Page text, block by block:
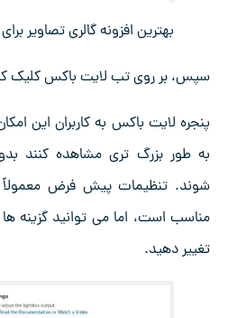
بهترین افزونه گالری تصاویر
سپس، بر روی تب لایت باکس کلیک
پنجره لایت باکس به کاربران این
به‌ طور بزرگ ‌تری مشاهده کنند
شوند. تنظیمات پیش‌ فرض معمولاً
مناسب است، اما می ‌توانید گزینه‌
تغییر دهید.